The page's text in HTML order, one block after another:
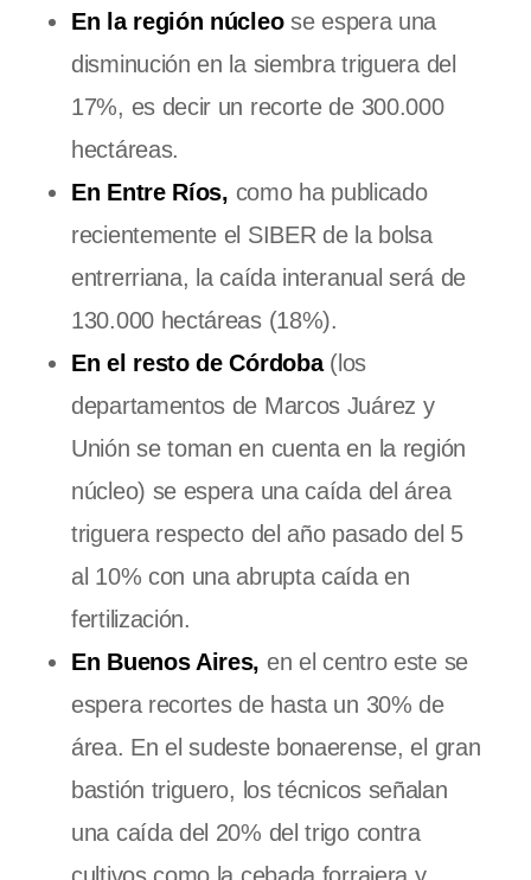
En la región núcleose espera una
disminución en la siembra triguera del
17%, es decir un recorte de 300.000
hectáreas.
En Entre Ríos, como ha publicado
recientemente el SIBER de la bolsa
entrerriana, la caída interanual será de
130.000 hectáreas (18%).
En el resto de Córdoba(los
departamentos de Marcos Juárez y
Unión se toman en cuenta en la región
núcleo) se espera una caída del área
triguera respecto del año pasado del 5
al 10% con una abrupta caída en
fertilización.
En Buenos Aires, en el centro este se
espera recortes de hasta un 30% de
área. En el sudeste bonaerense, el gran
bastión triguero, los técnicos señalan
una caída del 20% del trigo contra